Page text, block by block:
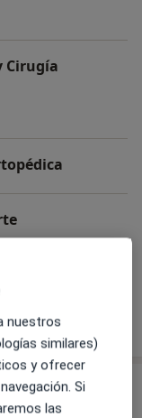
Cirugía
nuestros
similares)
y ofrecer
Si
las